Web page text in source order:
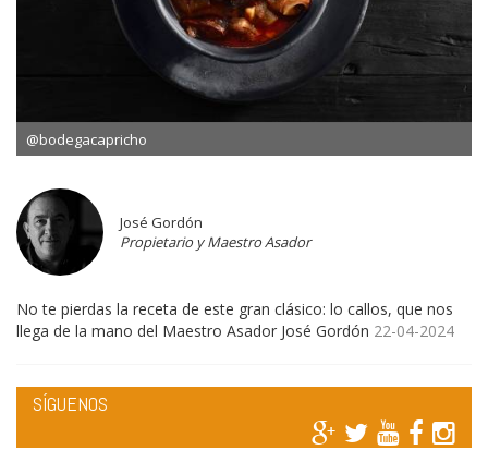
@bodegacapricho
José Gordón
Propietario y Maestro Asador
No te pierdas la receta de este gran clásico: lo callos, que nos
llega de la mano del Maestro Asador José Gordón 22-04-2024
SÍGUENOS